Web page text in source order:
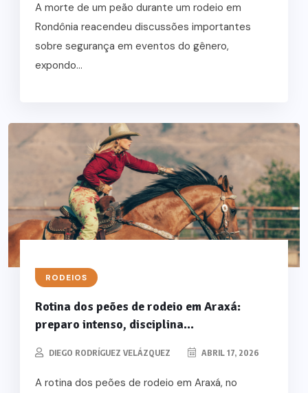
A morte de um peão durante um rodeio em
Rondônia reacendeu discussões importantes
sobre segurança em eventos do gênero,
expondo...
RODEIOS
Rotina dos peões de rodeio em Araxá:
preparo intenso, disciplina...
DIEGO RODRÍGUEZ VELÁZQUEZ ABRIL 17, 2026
A rotina dos peões de rodeio em Araxá, no